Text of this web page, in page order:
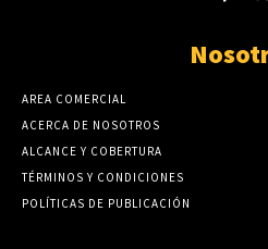
AREA COMERCIAL
ACERCA DE NOSOTROS
ALCANCE Y COBERTURA
TÉRMINOS Y CONDICIONES
POLÍTICAS DE PUBLICACIÓN